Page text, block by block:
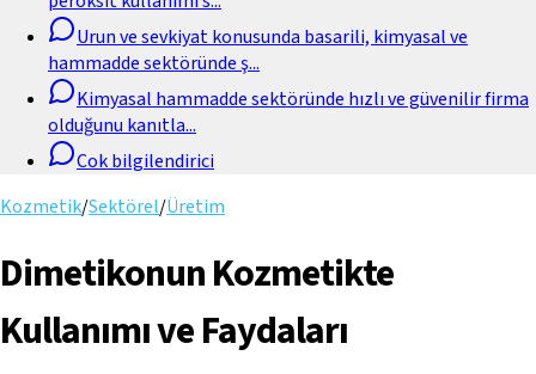
Urun ve sevkiyat konusunda basarili, kimyasal ve
hammadde sektöründe ş...
Kimyasal hammadde sektöründe hızlı ve güvenilir firma
olduğunu kanıtla...
Cok bilgilendirici
Kozmetik/Sektörel/Üretim
Dimetikonun Kozmetikte
Kullanımı ve Faydaları